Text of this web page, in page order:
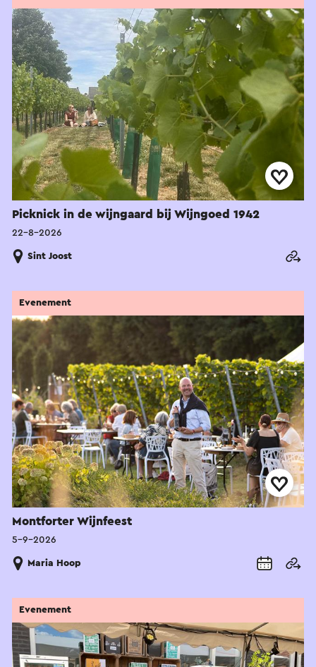
Picknick in de wijngaard bij Wijngoed 1942
22-8-2026
Sint Joost
Montforter Wijnfeest
Evenement
5-9-2026
Maria Hoop
Evenement